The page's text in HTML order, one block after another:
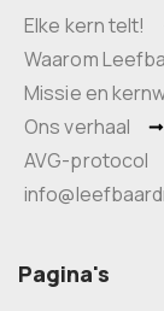
Elke kern telt!
Waarom
Missie en
Ons verhaal
AVG-protocol
Pagina's